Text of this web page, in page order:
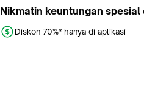
Nikmatin keuntungan spesial
Diskon 70%* hanya di aplikasi